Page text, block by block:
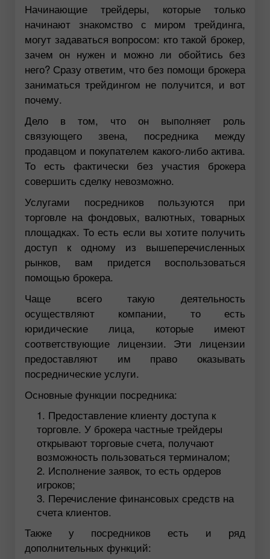
Начинающие трейдеры, которые только
начинают знакомство с миром трейдинга,
могут задаваться вопросом: кто такой брокер,
зачем он нужен и можно ли обойтись без
него? Сразу ответим, что без помощи брокера
заниматься трейдингом не получится, и вот
почему.
Дело в том, что он выполняет роль
связующего звена, посредника между
продавцом и покупателем какого-либо актива.
То есть фактически без участия брокера
совершить сделку невозможно.
Услугами посредников пользуются при
торговле на фондовых, валютных, товарных
площадках. То есть если вы хотите получить
доступ к одному из вышеперечисленных
рынков, вам придется воспользоваться
помощью брокера.
Чаще всего такую деятельность
осуществляют компании, то есть
юридические лица, которые имеют
соответствующие лицензии. Эти лицензии
предоставляют им право оказывать
посреднические услуги.
Основные функции посредника:
Предоставление клиенту доступа к
торговле. У брокера частные трейдеры
открывают торговые счета, получают
возможность пользоваться терминалом;
Исполнение заявок, то есть ордеров
игроков;
Перечисление финансовых средств на
счета клиентов.
Также у посредников есть и ряд
дополнительных функций: